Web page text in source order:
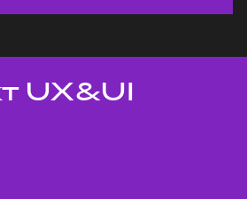
UX&UI